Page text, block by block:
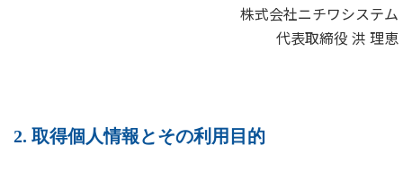
株式会社ニチワシステム
代表取締役 洪 理恵
2. 取得個人情報とその利用目的